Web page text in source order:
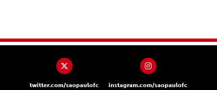
twitter.com/saopaulofc instagram.com/saopaulofc